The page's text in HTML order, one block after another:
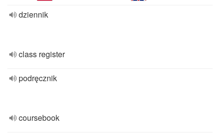
dziennik
class register
podręcznik
coursebook